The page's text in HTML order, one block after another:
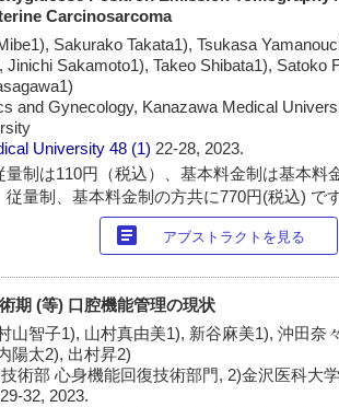
Carcinosarcoma
Sakurako Takata1), Tsukasa
Jinichi Sakamoto1), Takeo Shibata1), Satoko
and Gynecology, Kanazawa Medical
University 48 (1) 22-28, 2023.
制は110円（税込）、基本料金制は基本料
量制、基本料金制の方共に770円(税込) です
article アブストラクトを見る
期 (等) 口腔機能管理の現状
山智子1), 山村真由美1), 新谷麻美1), 沖田奈
陽太2), 出村昇2)
術部 心身機能回復技術部門, 2)金沢医科大
29-32, 2023.